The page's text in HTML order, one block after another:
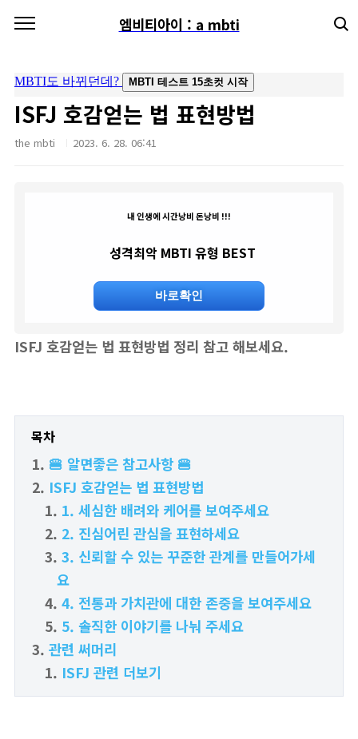
엠비티아이 : a mbti
ISFJ 호감얻는 법 표현방법
the mbti 2023. 6. 28. 06:41
내 인생에 시간낭비 돈낭비 !!!
성격최악 MBTI 유형 BEST
바로확인
ISFJ 호감얻는 법 표현방법 정리 참고 해보세요.
목차
🍔 알면좋은 참고사항 🍔
ISFJ 호감얻는 법 표현방법
1. 세심한 배려와 케어를 보여주세요
2. 진심어린 관심을 표현하세요
3. 신뢰할 수 있는 꾸준한 관계를 만들어가세
요
4. 전통과 가치관에 대한 존중을 보여주세요
5. 솔직한 이야기를 나눠 주세요
관련 써머리
ISFJ 관련 더보기